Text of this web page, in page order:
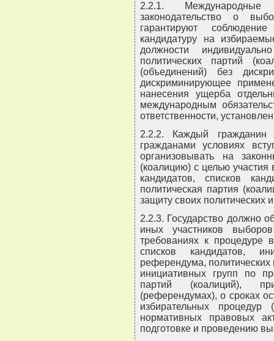
2.2.1. Международные
законодательство о
гарантируют
кандидатуру на
должности
политических партий
(объединений) без
дискриминирующее
нанесения ущерба
международным
ответственности,
2.2.2. Каждый
гражданами условиях
организовывать на
(коалицию) с целью
кандидатов, списков
политическая партия
защиту своих политических
2.2.3. Государство должно
иных участников
требованиях к процедуре
списков кандидатов,
референдума, политических
инициативных групп по
партий (коалиций),
(референдумах), о сроках
избирательных
нормативных правовых
подготовке и проведению